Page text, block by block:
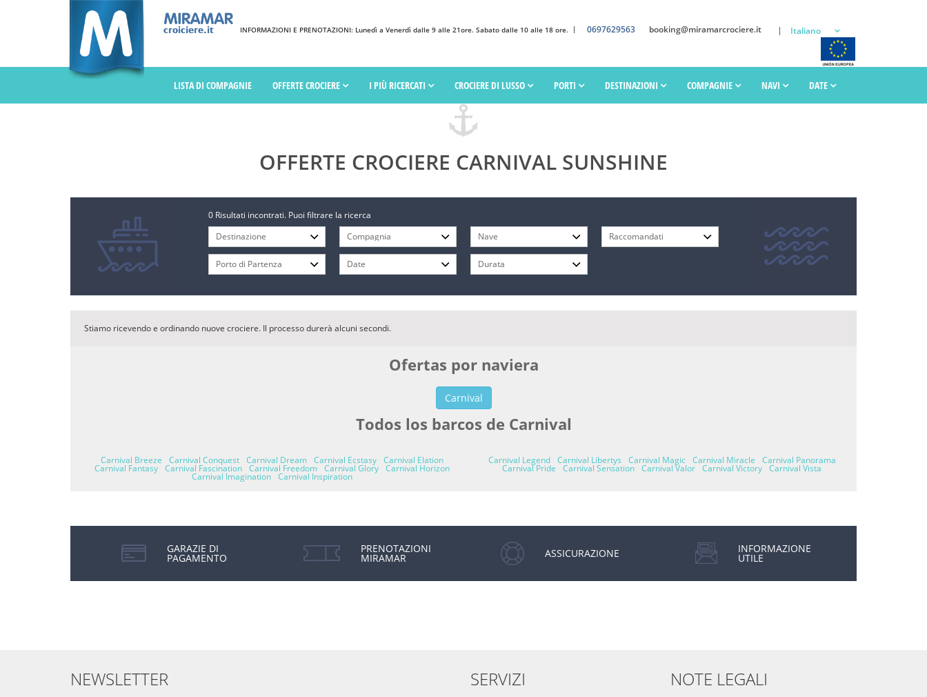
INFORMAZIONI E PRENOTAZIONI: Lunedì a Venerdì dalle 9 alle 21ore. Sabato dalle 10 alle 18 ore. 0697629563 booking@miramarcrociere.it Italiano
LISTA DI COMPAGNIE OFFERTE CROCIERE I PIÙ RICERCATI CROCIERE DI LUSSO PORTI DESTINAZIONI COMPAGNIE NAVI DATE
OFFERTE CROCIERE CARNIVAL SUNSHINE
0 Risultati incontrati. Puoi filtrare la ricerca
Stiamo ricevendo e ordinando nuove crociere. Il processo durerà alcuni secondi.
Ofertas por naviera
Carnival
Todos los barcos de Carnival
Carnival Breeze Carnival Conquest Carnival Dream Carnival Ecstasy Carnival Elation
Carnival Fantasy Carnival Fascination Carnival Freedom Carnival Glory Carnival Horizon
Carnival Imagination Carnival Inspiration
Carnival Legend Carnival Libertys Carnival Magic Carnival Miracle Carnival Panorama
Carnival Pride Carnival Sensation Carnival Valor Carnival Victory Carnival Vista
GARAZIE DI
PAGAMENTO
PRENOTAZIONI
MIRAMAR ASSICURAZIONE INFORMAZIONE
UTILE
NEWSLETTER SERVIZI NOTE LEGALI